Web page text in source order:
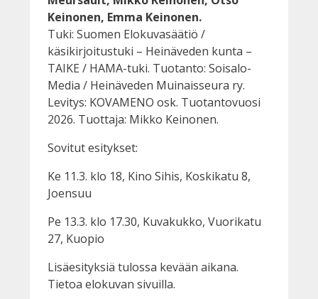
Keinonen, Emma Keinonen.
Tuki: Suomen Elokuvasäätiö /
käsikirjoitustuki – Heinäveden kunta –
TAIKE / HAMA-tuki. Tuotanto: Soisalo-
Media / Heinäveden Muinaisseura ry.
Levitys: KOVAMENO osk. Tuotantovuosi
2026. Tuottaja: Mikko Keinonen.
Sovitut esitykset:
Ke 11.3. klo 18, Kino Sihis, Koskikatu 8,
Joensuu
Pe 13.3. klo 17.30, Kuvakukko, Vuorikatu
27, Kuopio
Lisäesityksiä tulossa kevään aikana.
Tietoa elokuvan sivuilla.